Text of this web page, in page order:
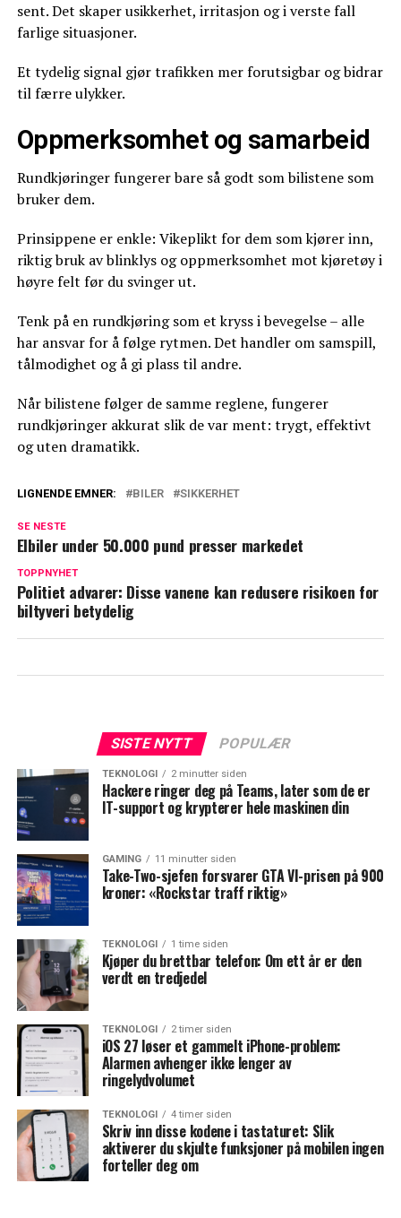
sent. Det skaper usikkerhet, irritasjon og i verste fall
farlige situasjoner.
Et tydelig signal gjør trafikken mer forutsigbar og bidrar
til færre ulykker.
Oppmerksomhet og samarbeid
Rundkjøringer fungerer bare så godt som bilistene som
bruker dem.
Prinsippene er enkle: Vikeplikt for dem som kjører inn,
riktig bruk av blinklys og oppmerksomhet mot kjøretøy i
høyre felt før du svinger ut.
Tenk på en rundkjøring som et kryss i bevegelse – alle
har ansvar for å følge rytmen. Det handler om samspill,
tålmodighet og å gi plass til andre.
Når bilistene følger de samme reglene, fungerer
rundkjøringer akkurat slik de var ment: trygt, effektivt
og uten dramatikk.
LIGNENDE EMNER: BILER SIKKERHET
SE NESTE
Elbiler under 50.000 pund presser markedet
TOPPNYHET
Politiet advarer: Disse vanene kan redusere risikoen for
biltyveri betydelig
SISTE NYTT POPULÆR
TEKNOLOGI 2 minutter siden
Hackere ringer deg på Teams, later som de er
IT-support og krypterer hele maskinen din
GAMING 11 minutter siden
Take-Two-sjefen forsvarer GTA VI-prisen på 900
kroner: «Rockstar traff riktig»
TEKNOLOGI 1 time siden
Kjøper du brettbar telefon: Om ett år er den
verdt en tredjedel
TEKNOLOGI 2 timer siden
iOS 27 løser et gammelt iPhone-problem:
Alarmen avhenger ikke lenger av
ringelydvolumet
TEKNOLOGI 4 timer siden
Skriv inn disse kodene i tastaturet: Slik
aktiverer du skjulte funksjoner på mobilen ingen
forteller deg om